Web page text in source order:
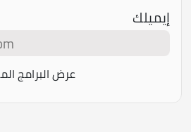
إيميلك
عرض البرامج